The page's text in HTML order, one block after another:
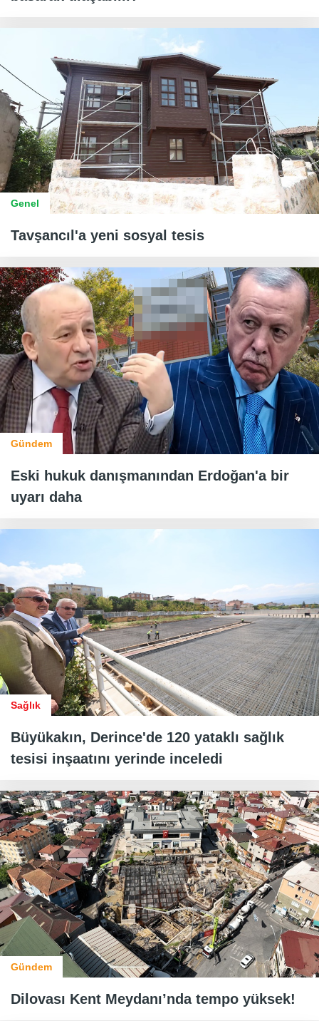
Genel
Tavşancıl'a yeni sosyal tesis
Gündem
Eski hukuk danışmanından Erdoğan'a bir
uyarı daha
Sağlık
Büyükakın, Derince'de 120 yataklı sağlık
tesisi inşaatını yerinde inceledi
Gündem
Dilovası Kent Meydanı’nda tempo yüksek!